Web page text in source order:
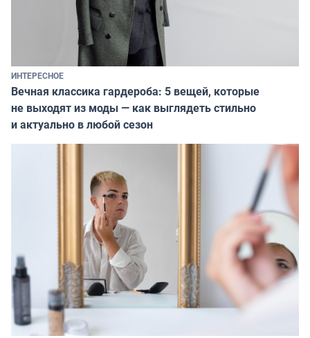
ИНТЕРЕСНОЕ
Вечная классика гардероба: 5 вещей, которые
не выходят из моды — как выглядеть стильно
и актуально в любой сезон